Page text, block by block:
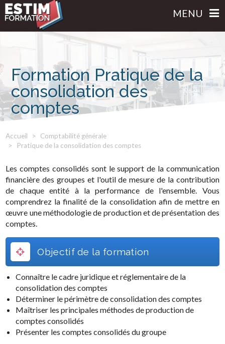
MENU
Formation Pratique de la
consolidation des
comptes
Accueil
Comptabilité générale
Pratique de la consolidation des comptes
Les comptes consolidés sont le support de la communication
financière des groupes et l'outil de mesure de la contribution
de chaque entité à la performance de l'ensemble. Vous
comprendrez la finalité de la consolidation afin de mettre en
œuvre une méthodologie de production et de présentation des
comptes.
Objectif de la formation
Connaître le cadre juridique et réglementaire de la
consolidation des comptes
Déterminer le périmètre de consolidation des comptes
Maîtriser les principales méthodes de production de
comptes consolidés
Présenter les comptes consolidés du groupe